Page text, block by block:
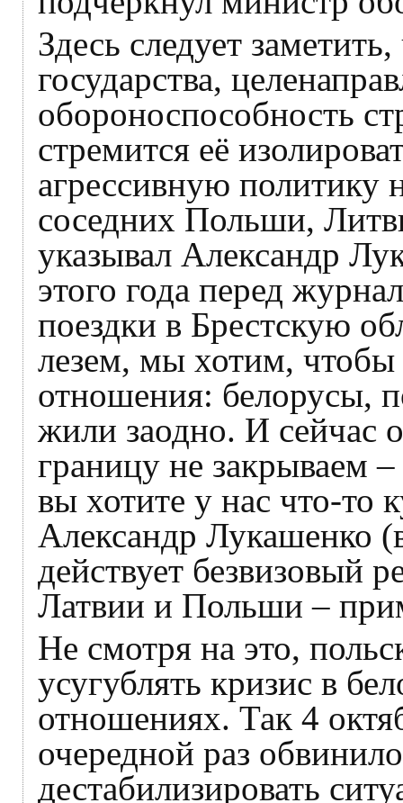
Здесь следует
государства,
обороноспособность
стремится её
агрессивную политику
соседних Польши,
указывал Александр
этого года перед
поездки в Брестскую
лезем, мы хотим,
отношения: белорусы,
жили заодно. И сейчас
границу не закрываем
вы хотите у нас что-то
Александр Лукашенко
действует безвизовый
Латвии и Польши –
Не смотря на это,
усугублять кризис в
отношениях. Так 4
очередной раз
дестабилизировать